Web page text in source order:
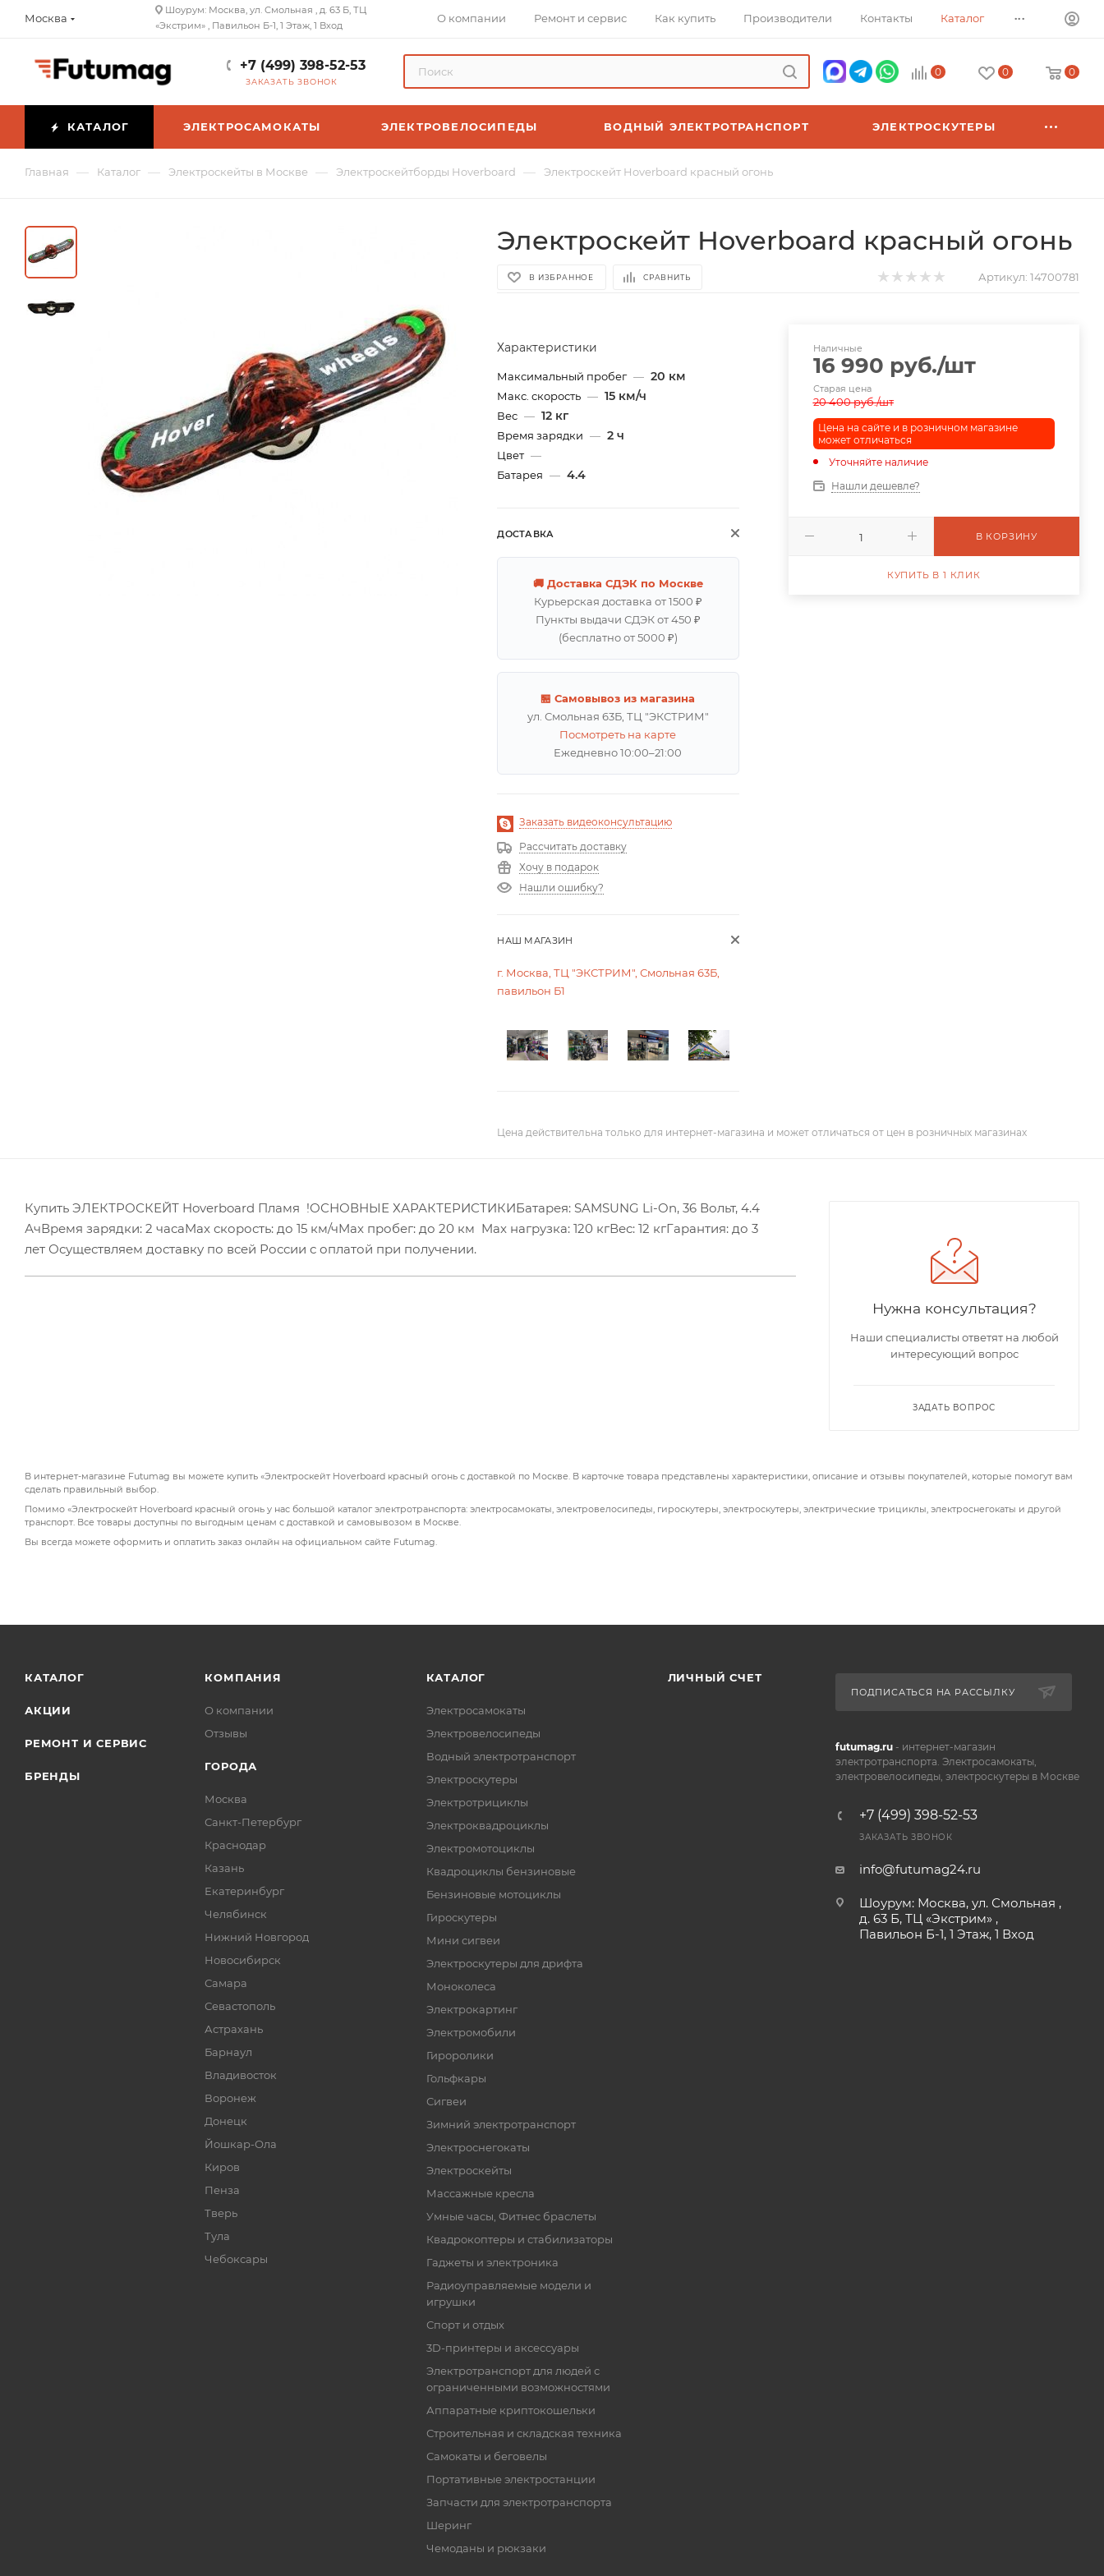
Москва
Шоурум: Москва, ул. Смольная , д. 63 Б, ТЦ
«Экстрим» , Павильон Б-1, 1 Этаж, 1 Вход
О компании Ремонт и сервис Как купить Производители Контакты Каталог ...
+7 (499) 398-52-53
ЗАКАЗАТЬ ЗВОНОК
0 0 0
КАТАЛОГ ЭЛЕКТРОСАМОКАТЫ ЭЛЕКТРОВЕЛОСИПЕДЫ ВОДНЫЙ ЭЛЕКТРОТРАНСПОРТ ЭЛЕКТРОСКУТЕРЫ
Главная — Каталог — Электроскейты в Москве — Электроскейтборды Hoverboard — Электроскейт Hoverboard красный огонь
Электроскейт Hoverboard красный огонь
В ИЗБРАННОЕ СРАВНИТЬ Артикул: 14700781
Характеристики
Максимальный пробег — 20 км
Макс. скорость — 15 км/ч
Вес — 12 кг
Время зарядки — 2 ч
Цвет —
Батарея — 4.4
ДОСТАВКА
🚚 Доставка СДЭК по Москве
Курьерская доставка от 1500 ₽
Пункты выдачи СДЭК от 450 ₽
(бесплатно от 5000 ₽)
🏪 Самовывоз из магазина
ул. Смольная 63Б, ТЦ "ЭКСТРИМ"
Посмотреть на карте
Ежедневно 10:00–21:00
Заказать видеоконсультацию
Рассчитать доставку
Хочу в подарок
Нашли ошибку?
НАШ МАГАЗИН
г. Москва, ТЦ "ЭКСТРИМ", Смольная 63Б,
павильон Б1
Наличные
16 990 руб./шт
Старая цена
20 400руб./шт
Цена на сайте и в розничном магазине
может отличаться
Уточняйте наличие
Нашли дешевле?
В КОРЗИНУ
КУПИТЬ В 1 КЛИК
Цена действительна только для интернет-магазина и может отличаться от цен в розничных магазинах
Купить ЭЛЕКТРОСКЕЙТ Hoverboard Пламя !ОСНОВНЫЕ ХАРАКТЕРИСТИКИБатарея: SAMSUNG Li-On, 36 Вольт, 4.4
АчВремя зарядки: 2 часаMax скорость: до 15 км/чMax пробег: до 20 км Max нагрузка: 120 кгВес: 12 кгГарантия: до 3
лет Осуществляем доставку по всей России с оплатой при получении.
Нужна консультация?
Наши специалисты ответят на любой
интересующий вопрос
ЗАДАТЬ ВОПРОС
В интернет-магазине Futumag вы можете купить «Электроскейт Hoverboard красный огонь с доставкой по Москве. В карточке товара представлены характеристики, описание и отзывы покупателей, которые помогут вам
сделать правильный выбор.
Помимо «Электроскейт Hoverboard красный огонь у нас большой каталог электротранспорта: электросамокаты, электровелосипеды, гироскутеры, электроскутеры, электрические трициклы, электроснегокаты и другой
транспорт. Все товары доступны по выгодным ценам с доставкой и самовывозом в Москве.
Вы всегда можете оформить и оплатить заказ онлайн на официальном сайте Futumag.
КАТАЛОГ
АКЦИИ
РЕМОНТ И СЕРВИС
БРЕНДЫ
КОМПАНИЯ
О компании
Отзывы
ГОРОДА
Москва
Санкт-Петербург
Краснодар
Казань
Екатеринбург
Челябинск
Нижний Новгород
Новосибирск
Самара
Севастополь
Астрахань
Барнаул
Владивосток
Воронеж
Донецк
Йошкар-Ола
Киров
Пенза
Тверь
Тула
Чебоксары
КАТАЛОГ
Электросамокаты
Электровелосипеды
Водный электротранспорт
Электроскутеры
Электротрициклы
Электроквадроциклы
Электромотоциклы
Квадроциклы бензиновые
Бензиновые мотоциклы
Гироскутеры
Мини сигвеи
Электроскутеры для дрифта
Моноколеса
Электрокартинг
Электромобили
Гироролики
Гольфкары
Сигвеи
Зимний электротранспорт
Электроснегокаты
Электроскейты
Массажные кресла
Умные часы, Фитнес браслеты
Квадрокоптеры и стабилизаторы
Гаджеты и электроника
Радиоуправляемые модели и
игрушки
Спорт и отдых
3D-принтеры и аксессуары
Электротранспорт для людей с
ограниченными возможностями
Аппаратные криптокошельки
Строительная и складская техника
Самокаты и беговелы
Портативные электростанции
Запчасти для электротранспорта
Шеринг
Чемоданы и рюкзаки
ЛИЧНЫЙ СЧЕТ
ПОДПИСАТЬСЯ НА РАССЫЛКУ
futumag.ru- интернет-магазин
электротранспорта. Электросамокаты,
электровелосипеды, электроскутеры в Москве
+7 (499) 398-52-53
ЗАКАЗАТЬ ЗВОНОК
info@futumag24.ru
Шоурум: Москва, ул. Смольная ,
д. 63 Б, ТЦ «Экстрим» ,
Павильон Б-1, 1 Этаж, 1 Вход